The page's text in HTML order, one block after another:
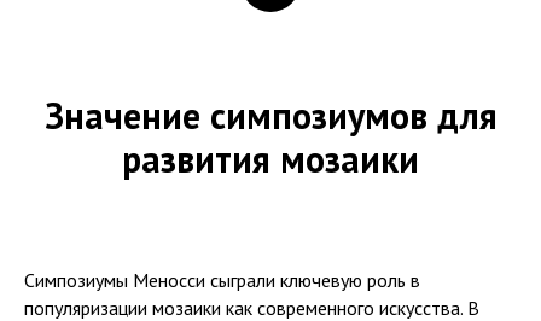
Значение симпозиумов для
развития мозаики
Симпозиумы Меносси сыграли ключевую роль в
популяризации мозаики как современного искусства. В